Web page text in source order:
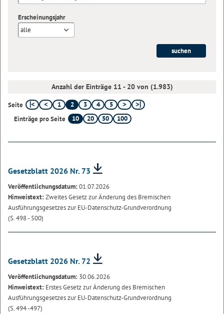
Erscheinungsjahr
alle
Anzahl der Einträge 11 - 20 von (1.983)
Seite 1 2 3 4
5
Einträge pro Seite
10 20 50 100
Gesetzblatt 2026 Nr. 73
Veröffentlichungsdatum:01.07.2026
Hinweistext:Zweites Gesetz zur Änderung des Bremischen
Ausführungsgesetzes zur EU-Datenschutz-Grundverordnung
(S. 498 - 500)
Gesetzblatt 2026 Nr. 72
Veröffentlichungsdatum: 30.06.2026
Hinweistext: Erstes Gesetz zur Änderung des Bremischen
Ausführungsgesetzes zur EU-Datenschutz-Grundverordnung
(S. 494 -497)